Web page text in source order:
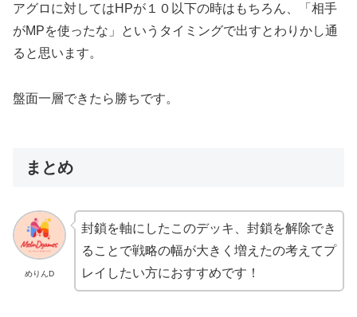
アグロに対してはHPが１０以下の時はもちろん、「相手
がMPを使ったな」というタイミングで出すとわりかし通
ると思います。
盤面一層できたら勝ちです。
まとめ
めりんD
封鎖を軸にしたこのデッキ、封鎖を解除でき
ることで戦略の幅が大きく増えたの考えてプ
レイしたい方におすすめです！